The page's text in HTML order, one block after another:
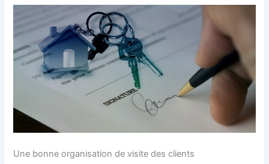
Une bonne organisation de visite des clients